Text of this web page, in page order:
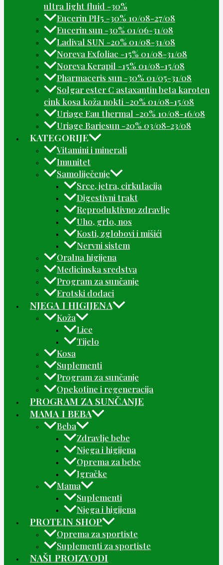
ultra light fluid -30%
Eucerin PH5 -30% 10/08-27/08
Eucerin sun -30% 01/06-31/08
Ladival SUN -20% 01/08-31/08
Noreva Exfoliac -15% 01/08-31/08
Noreva Kerapil -15% 01/08-15/08
Pharmaceris sun -30% 01/05-31/08
Solgar ester C astaxantin beta karoten
cink kosa koža nokti -20% 01/08-15/08
Uriage Eau thermal -20% 10/08-16/08
Uriage Bariesun -20% 03/08-23/08
KATEGORIJE
Vitamini i minerali
Imunitet
Samoliječenje
Srce, jetra, cirkulacija
Digestivni trakt
Reproduktivno zdravlje
Uho, grlo, nos
Kosti, zglobovi i mišići
Nervni sistem
Oralna higijena
Medicinska sredstva
Program za sunčanje
Erotski dodaci
NJEGA I HIGIJENA
Koža
Lice
Tijelo
Kosa
Suplementi
Program za sunčanje
Opekotine i regeneracija
PROGRAM ZA SUNČANJE
MAMA I BEBA
Beba
Zdravlje bebe
Njega i higijena
Oprema za bebe
Igračke
Mama
Suplementi
Njega i higijena
PROTEIN SHOP
Oprema za sportiste
Suplementi za sportiste
NAŠI PROIZVODI